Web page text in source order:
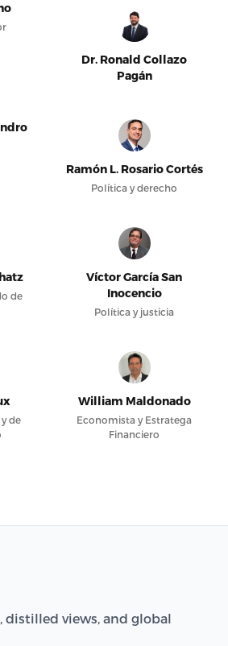
Dr. Ronald Collazo
Pagán
Ramón L. Rosario Cortés
Política y derecho
de
Víctor García San
Inocencio
Política y justicia
de
William Maldonado
Economista y Estratega
Financiero
distilled views, and global